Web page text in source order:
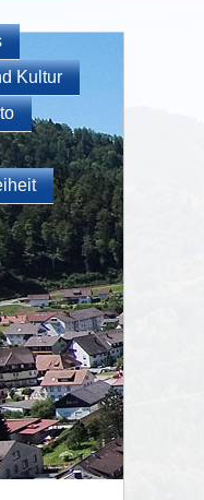
Kultur